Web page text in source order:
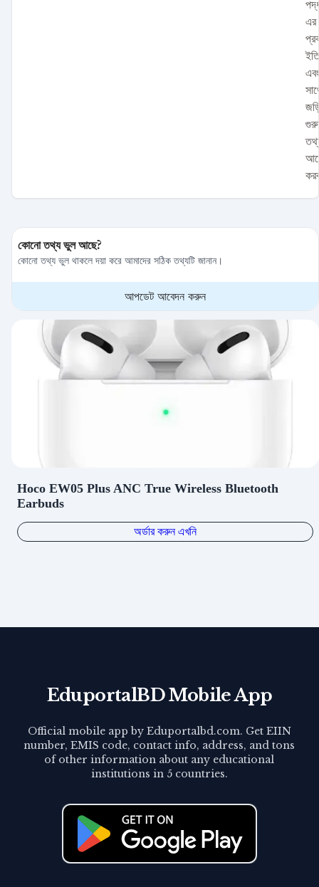
এর
কোনো তথ্য ভুল আছে?
কোনো তথ্য ভুল থাকলে দয়া করে আমাদের সঠিক তথ্যটি জানান।
আপডেট আবেদন করুন
EduportalBD Mobile App
Official mobile app by Eduportalbd.com. Get EIIN
number, EMIS code, contact info, address, and tons
of other information about any educational
institutions in 5 countries.